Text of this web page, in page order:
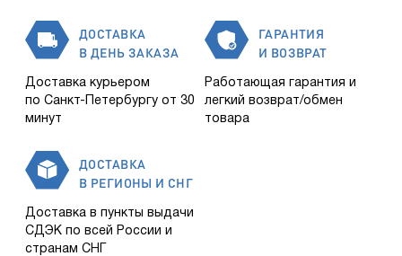
ДОСТАВКА
В ДЕНЬ ЗАКАЗА
Доставка курьером
по Санкт-Петербургу от 30
минут
ГАРАНТИЯ
И ВОЗВРАТ
Работающая гарантия и
легкий возврат/обмен
товара
ДОСТАВКА
В РЕГИОНЫ И СНГ
Доставка в пункты выдачи
СДЭК по всей России и
странам СНГ